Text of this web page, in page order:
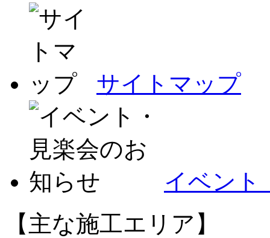
サイトマップ
イベント
【主な施工エリア】